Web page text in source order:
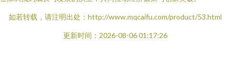
如若转载，请注明出处：http://www.mqcaifu.com/product/53.html
更新时间：2026-08-06 01:17:26